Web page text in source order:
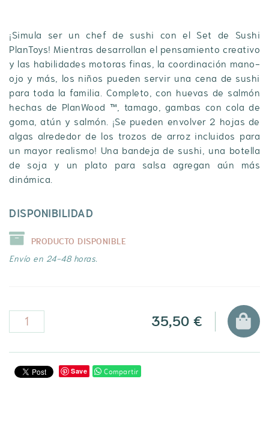
¡Simula ser un chef de sushi con el Set de Sushi
PlanToys! Mientras desarrollan el pensamiento creativo
y las habilidades motoras finas, la coordinación mano-
ojo y más, los niños pueden servir una cena de sushi
para toda la familia. Completo, con huevas de salmón
hechas de PlanWood ™, tamago, gambas con cola de
goma, atún y salmón. ¡Se pueden envolver 2 hojas de
algas alrededor de los trozos de arroz incluidos para
un mayor realismo! Una bandeja de sushi, una botella
de soja y un plato para salsa agregan aún más
dinámica.
DISPONIBILIDAD
PRODUCTO DISPONIBLE
Envío en 24-48 horas.
35,50 €
Save Compartir